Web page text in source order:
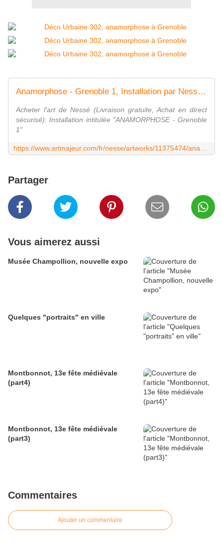
Anamorphose - Grenoble 1, Installation par Nessé | Artmajeur
Acheter l'art de Nessé (Livraison gratuite, Achat en direct
sécurisé): Installation intitulée "ANAMORPHOSE - Grenoble
1"
Partager
Vous aimerez aussi
Musée Champollion, nouvelle expo
Quelques "portraits" en ville
Montbonnot, 13e fête médiévale
(part4)
Montbonnot, 13e fête médiévale
(part3)
Commentaires
Ajouter un commentaire